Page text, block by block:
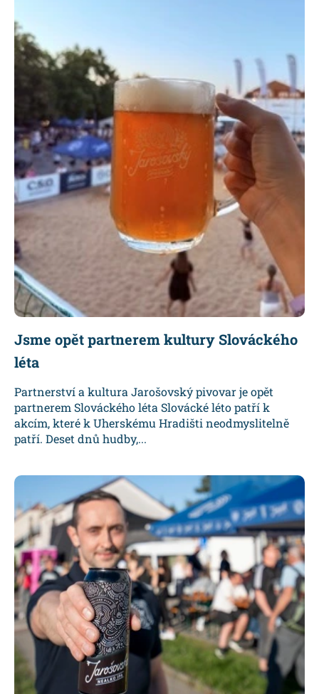
Jsme opět partnerem kultury Slováckého
léta
Partnerství a kultura Jarošovský pivovar je opět
partnerem Slováckého léta Slovácké léto patří k
akcím, které k Uherskému Hradišti neodmyslitelně
patří. Deset dnů hudby,...